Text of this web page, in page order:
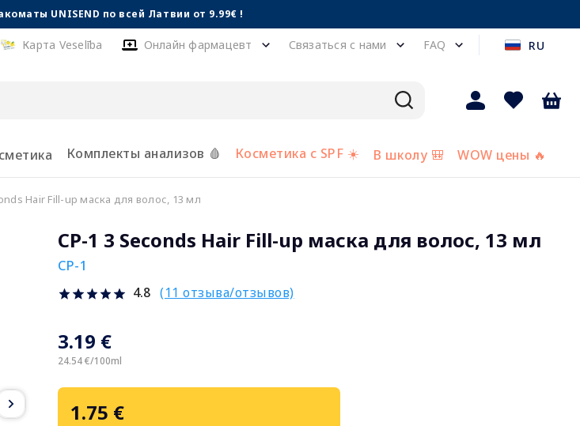
UNISEND по всей Латвии от 9.99€ !
Карта Veselība Онлайн фармацевт Связаться с нами FAQ RU
Комплекты анализов 🩸 Косметика с SPF ☀️ В школу 🎒 WOW цены 🔥
Hair Fill-up маска для волос, 13 мл
CP-1 3 Seconds Hair Fill-up маска для волос, 13 мл
CP-1
4.8 (11 отзыва/отзывов)
3.19 €
24.54 €/100ml
1.75 €